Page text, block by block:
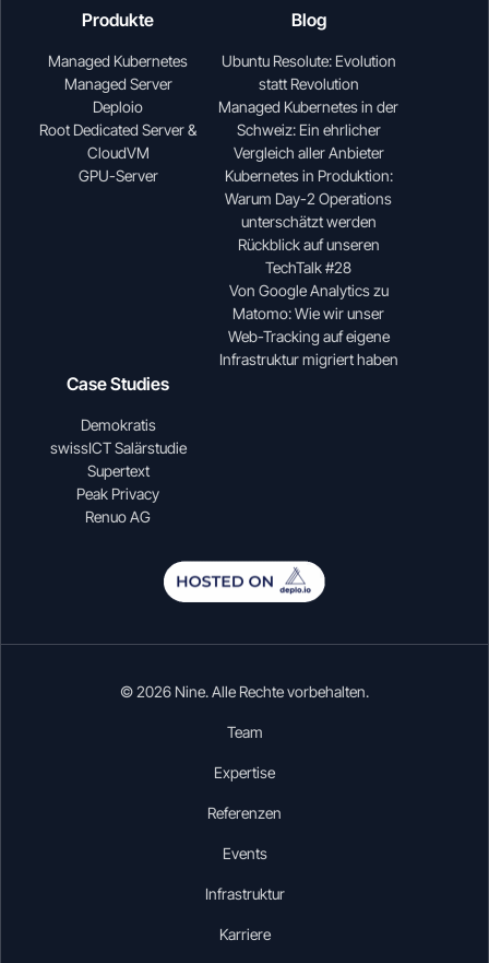
Produkte
Managed Kubernetes
Managed Server
Deploio
Root Dedicated Server &
CloudVM
GPU-Server
Blog
Ubuntu Resolute: Evolution
statt Revolution
Managed Kubernetes in der
Schweiz: Ein ehrlicher
Vergleich aller Anbieter
Kubernetes in Produktion:
Warum Day-2 Operations
unterschätzt werden
Rückblick auf unseren
TechTalk #28
Von Google Analytics zu
Matomo: Wie wir unser
Web-Tracking auf eigene
Infrastruktur migriert haben
Case Studies
Demokratis
swissICT Salärstudie
Supertext
Peak Privacy
Renuo AG
© 2026 Nine. Alle Rechte vorbehalten.
Team
Expertise
Referenzen
Events
Infrastruktur
Karriere